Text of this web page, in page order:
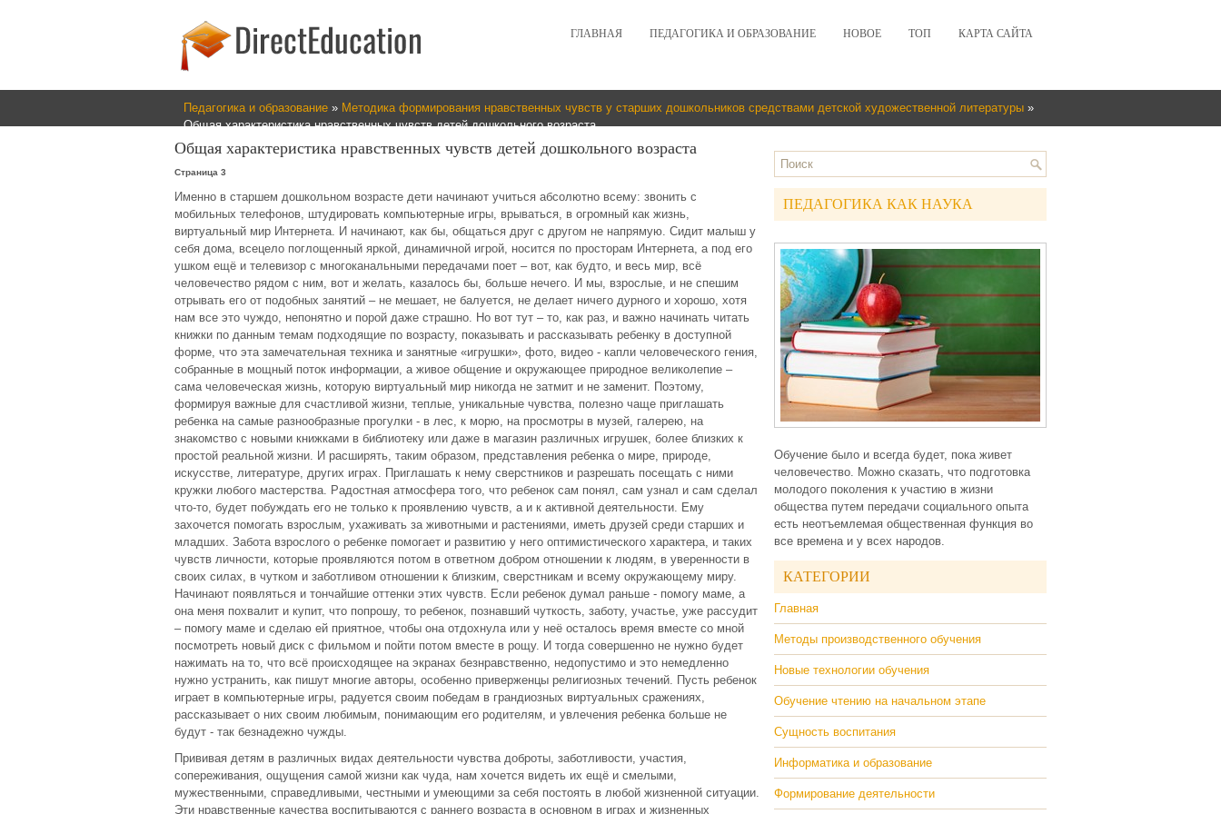
ГЛАВНАЯ ПЕДАГОГИКА И ОБРАЗОВАНИЕ НОВОЕ ТОП КАРТА САЙТА
Педагогика и образование » Методика формирования нравственных чувств у старших дошкольников средствами детской художественной литературы »
Общая характеристика нравственных чувств детей дошкольного возраста
Общая характеристика нравственных чувств детей дошкольного возраста
Страница 3
Именно в старшем дошкольном возрасте дети начинают учиться абсолютно всему: звонить с
мобильных телефонов, штудировать компьютерные игры, врываться, в огромный как жизнь,
виртуальный мир Интернета. И начинают, как бы, общаться друг с другом не напрямую. Сидит малыш у
себя дома, всецело поглощенный яркой, динамичной игрой, носится по просторам Интернета, а под его
ушком ещё и телевизор с многоканальными передачами поет – вот, как будто, и весь мир, всё
человечество рядом с ним, вот и желать, казалось бы, больше нечего. И мы, взрослые, и не спешим
отрывать его от подобных занятий – не мешает, не балуется, не делает ничего дурного и хорошо, хотя
нам все это чуждо, непонятно и порой даже страшно. Но вот тут – то, как раз, и важно начинать читать
книжки по данным темам подходящие по возрасту, показывать и рассказывать ребенку в доступной
форме, что эта замечательная техника и занятные «игрушки», фото, видео - капли человеческого гения,
собранные в мощный поток информации, а живое общение и окружающее природное великолепие –
сама человеческая жизнь, которую виртуальный мир никогда не затмит и не заменит. Поэтому,
формируя важные для счастливой жизни, теплые, уникальные чувства, полезно чаще приглашать
ребенка на самые разнообразные прогулки - в лес, к морю, на просмотры в музей, галерею, на
знакомство с новыми книжками в библиотеку или даже в магазин различных игрушек, более близких к
простой реальной жизни. И расширять, таким образом, представления ребенка о мире, природе,
искусстве, литературе, других играх. Приглашать к нему сверстников и разрешать посещать с ними
кружки любого мастерства. Радостная атмосфера того, что ребенок сам понял, сам узнал и сам сделал
что-то, будет побуждать его не только к проявлению чувств, а и к активной деятельности. Ему
захочется помогать взрослым, ухаживать за животными и растениями, иметь друзей среди старших и
младших. Забота взрослого о ребенке помогает и развитию у него оптимистического характера, и таких
чувств личности, которые проявляются потом в ответном добром отношении к людям, в уверенности в
своих силах, в чутком и заботливом отношении к близким, сверстникам и всему окружающему миру.
Начинают появляться и тончайшие оттенки этих чувств. Если ребенок думал раньше - помогу маме, а
она меня похвалит и купит, что попрошу, то ребенок, познавший чуткость, заботу, участье, уже рассудит
– помогу маме и сделаю ей приятное, чтобы она отдохнула или у неё осталось время вместе со мной
посмотреть новый диск с фильмом и пойти потом вместе в рощу. И тогда совершенно не нужно будет
нажимать на то, что всё происходящее на экранах безнравственно, недопустимо и это немедленно
нужно устранить, как пишут многие авторы, особенно приверженцы религиозных течений. Пусть ребенок
играет в компьютерные игры, радуется своим победам в грандиозных виртуальных сражениях,
рассказывает о них своим любимым, понимающим его родителям, и увлечения ребенка больше не
будут - так безнадежно чужды.
Прививая детям в различных видах деятельности чувства доброты, заботливости, участия,
сопереживания, ощущения самой жизни как чуда, нам хочется видеть их ещё и смелыми,
мужественными, справедливыми, честными и умеющими за себя постоять в любой жизненной ситуации.
Эти нравственные качества воспитываются с раннего возраста в основном в играх и жизненных
ПЕДАГОГИКА КАК НАУКА
Обучение было и всегда будет, пока живет
человечество. Можно сказать, что подготовка
молодого поколения к участию в жизни
общества путем передачи социального опыта
есть неотъемлемая общественная функция во
все времена и у всех народов.
КАТЕГОРИИ
Главная
Методы производственного обучения
Новые технологии обучения
Обучение чтению на начальном этапе
Сущность воспитания
Информатика и образование
Формирование деятельности